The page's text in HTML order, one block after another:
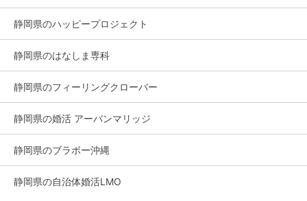
静岡県のハッピープロジェクト
静岡県のはなしま専科
静岡県のフィーリングクローバー
静岡県の婚活 アーバンマリッジ
静岡県のブラボー沖縄
静岡県の自治体婚活LMO